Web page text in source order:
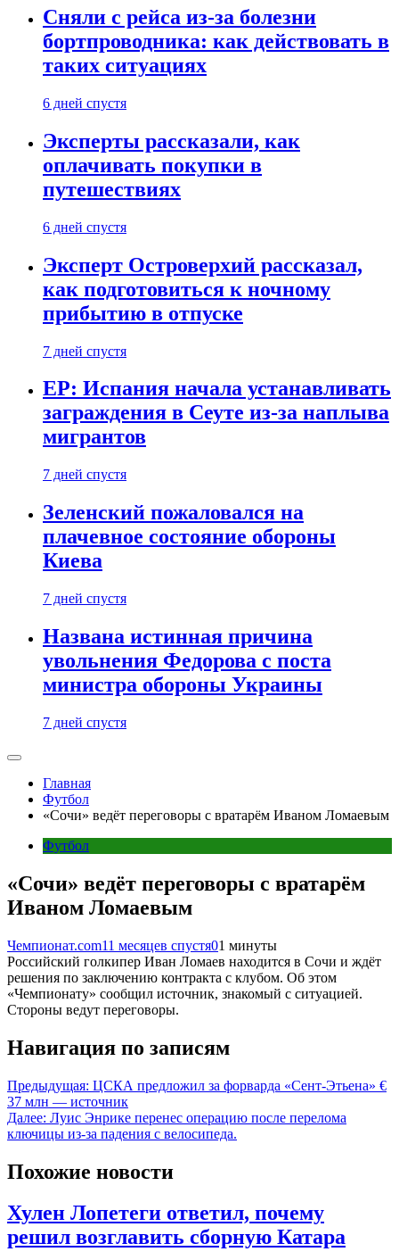
Сняли с рейса из-за болезни
бортпроводника: как действовать в
таких ситуациях
6 дней спустя
Эксперты рассказали, как
оплачивать покупки в
путешествиях
6 дней спустя
Эксперт Островерхий рассказал,
как подготовиться к ночному
прибытию в отпуске
7 дней спустя
EP: Испания начала устанавливать
заграждения в Сеуте из-за наплыва
мигрантов
7 дней спустя
Зеленский пожаловался на
плачевное состояние обороны
Киева
7 дней спустя
Названа истинная причина
увольнения Федорова с поста
министра обороны Украины
7 дней спустя
Главная
Футбол
«Сочи» ведёт переговоры с вратарём Иваном Ломаевым
Футбол
«Сочи» ведёт переговоры с вратарём
Иваном Ломаевым
Чемпионат.com11 месяцев спустя01 минуты
Российский голкипер Иван Ломаев находится в Сочи и ждёт
решения по заключению контракта с клубом. Об этом
«Чемпионату» сообщил источник, знакомый с ситуацией.
Стороны ведут переговоры.
Навигация по записям
Предыдущая: ЦСКА предложил за форварда «Сент-Этьена» €
37 млн — источник
Далее: Луис Энрике перенес операцию после перелома
ключицы из-за падения с велосипеда.
Похожие новости
Хулен Лопетеги ответил, почему
решил возглавить сборную Катара